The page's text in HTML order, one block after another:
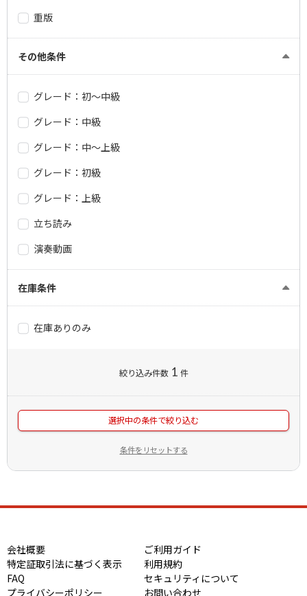
重版
その他条件
グレード：初～中級
グレード：中級
グレード：中～上級
グレード：初級
グレード：上級
立ち読み
演奏動画
在庫条件
在庫ありのみ
絞り込み件数 1 件
選択中の条件で絞り込む
条件をリセットする
会社概要
ご利用ガイド
特定証取引法に基づく表示
利用規約
FAQ
セキュリティについて
プライバシーポリシー
お問い合わせ